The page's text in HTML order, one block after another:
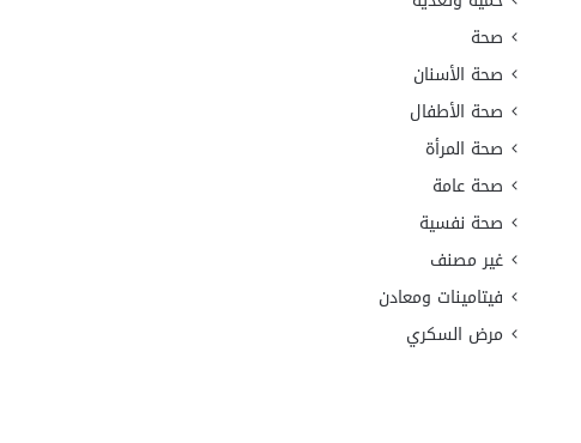
صحة
صحة الأسنان
صحة الأطفال
صحة المرأة
صحة عامة
صحة نفسية
غير مصنف
فيتامينات ومعادن
مرض السكري